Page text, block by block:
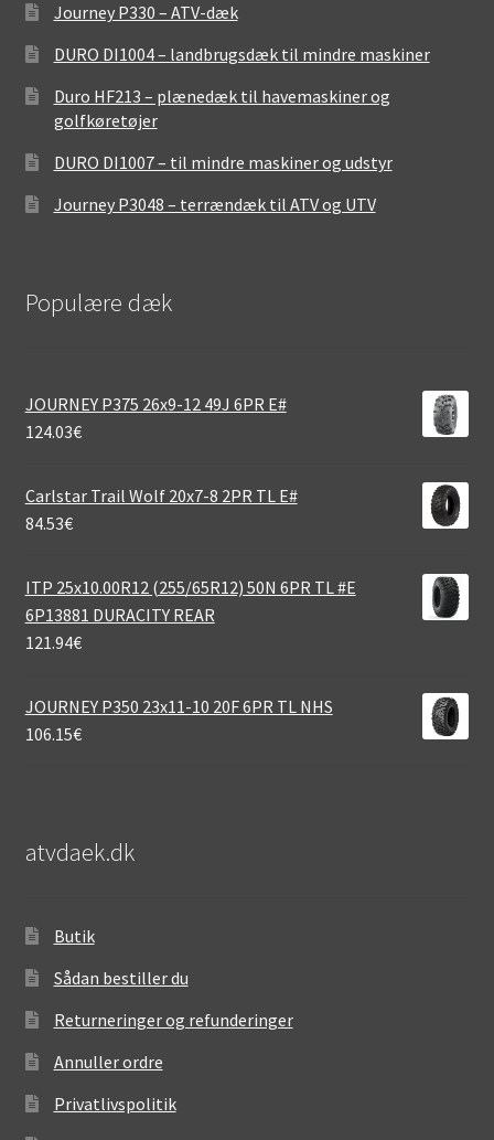
Journey P330 – ATV-dæk
DURO DI1004 – landbrugsdæk til mindre maskiner
Duro HF213 – plænedæk til havemaskiner og
golfkøretøjer
DURO DI1007 – til mindre maskiner og udstyr
Journey P3048 – terrændæk til ATV og UTV
Populære dæk
JOURNEY P375 26x9-12 49J 6PR E#
124.03€
Carlstar Trail Wolf 20x7-8 2PR TL E#
84.53€
ITP 25x10.00R12 (255/65R12) 50N 6PR TL #E
6P13881 DURACITY REAR
121.94€
JOURNEY P350 23x11-10 20F 6PR TL NHS
106.15€
atvdaek.dk
Butik
Sådan bestiller du
Returneringer og refunderinger
Annuller ordre
Privatlivspolitik